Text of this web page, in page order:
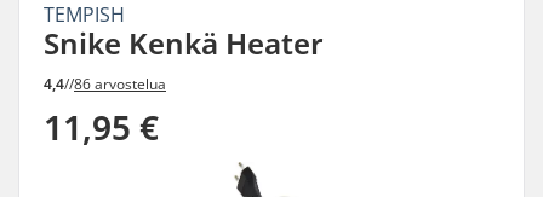
TEMPISH
Snike Kenkä Heater
4,4//86 arvostelua
11,95 €